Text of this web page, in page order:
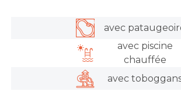
avec
avec piscine
chauffée
avec